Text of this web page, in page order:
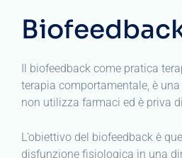
Il biofeedback come pratica
terapia comportamentale, è
non utilizza farmaci ed è priva
L’obiettivo del biofeedback è
disfunzione fisiologica in una